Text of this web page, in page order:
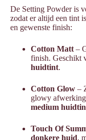
De Setting Powder is
zodat er altijd een tint
en gewenste finish:
Cotton Matt –
finish. Geschikt
huidtint.
Cotton Glow –
glowy
medium
Touch Of
donkere huid,